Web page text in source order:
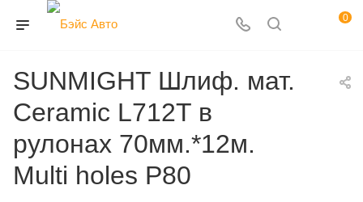
0
SUNMIGHT Шлиф. мат.
Ceramic L712T в
рулонах 70мм.*12м.
Multi holes Р80